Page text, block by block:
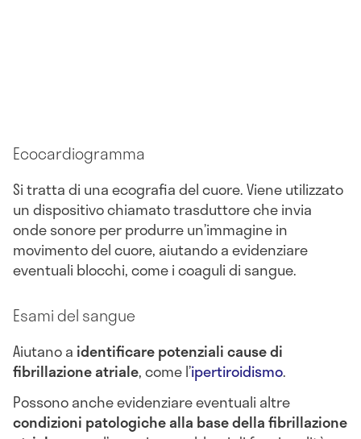
Ecocardiogramma
Si tratta di una ecografia del cuore. Viene utilizzato
un dispositivo chiamato trasduttore che invia
onde sonore per produrre un’immagine in
movimento del cuore, aiutando a evidenziare
eventuali blocchi, come i coaguli di sangue.
Esami del sangue
Aiutano a identificare potenziali cause di
fibrillazione atriale, come l’ipertiroidismo.
Possono anche evidenziare eventuali altre
condizioni patologiche alla base della fibrillazione